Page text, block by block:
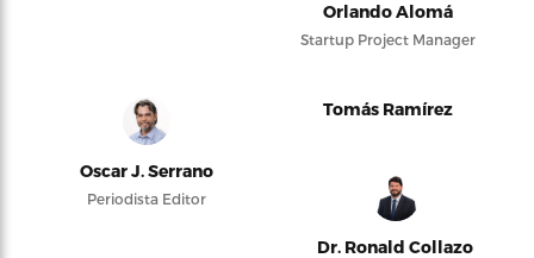
Orlando Alomá
Startup Project Manager
Oscar J. Serrano
Periodista Editor
Tomás Ramírez
Dr. Ronald Collazo